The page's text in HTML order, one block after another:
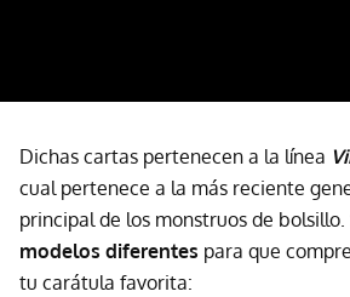
Dichas cartas pertenecen a la línea
cual pertenece a la más reciente
principal de los monstruos de bolsillo.
modelos diferentes para que
tu carátula favorita: